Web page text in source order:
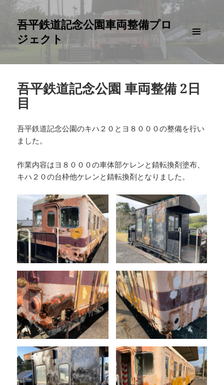
吾平鉄道記念公園車両整備プロ
ジェクト
ーとウ
ィジェ
吾平鉄道記念公園 車両整備 2日
目
吾平鉄道記念公園のキハ２０とヨ８０００の整備を行い
ました。
作業内容はヨ８０００の車体部ケレンと錆転換剤塗布、
キハ２０の台枠他ケレンと錆転換剤となりました。